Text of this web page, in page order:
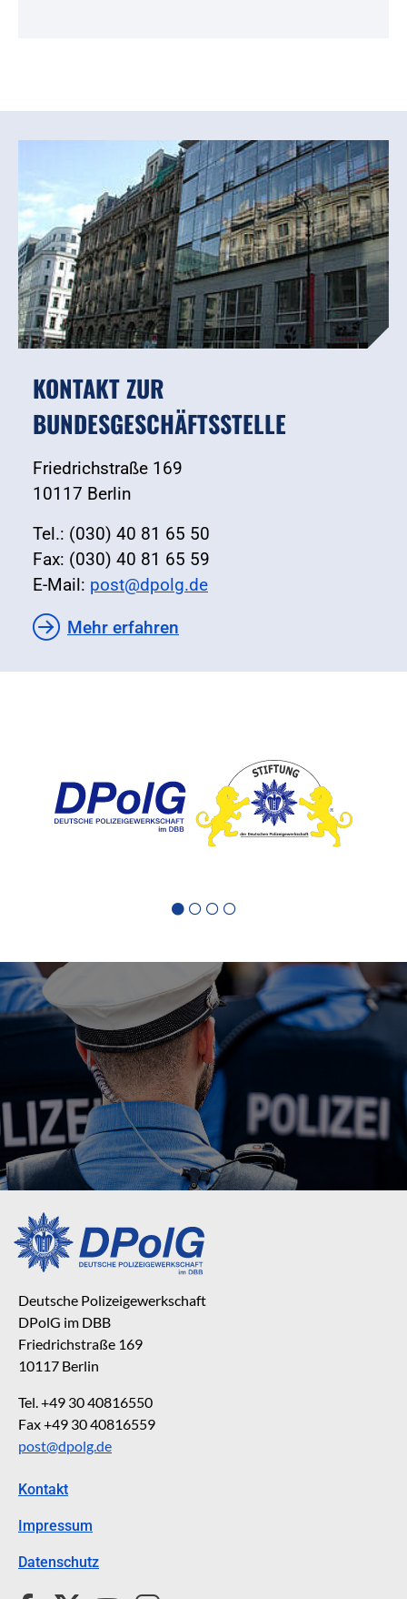
KONTAKT ZUR
BUNDESGESCHÄFTSSTELLE
Friedrichstraße 169
10117 Berlin
Tel.: (030) 40 81 65 50
Fax: (030) 40 81 65 59
E-Mail: post@dpolg.de
Mehr erfahren
Deutsche Polizeigewerkschaft
DPolG im DBB
Friedrichstraße 169
10117 Berlin
Tel. +49 30 40816550
Fax +49 30 40816559
post@dpolg.de
Kontakt
Impressum
Datenschutz